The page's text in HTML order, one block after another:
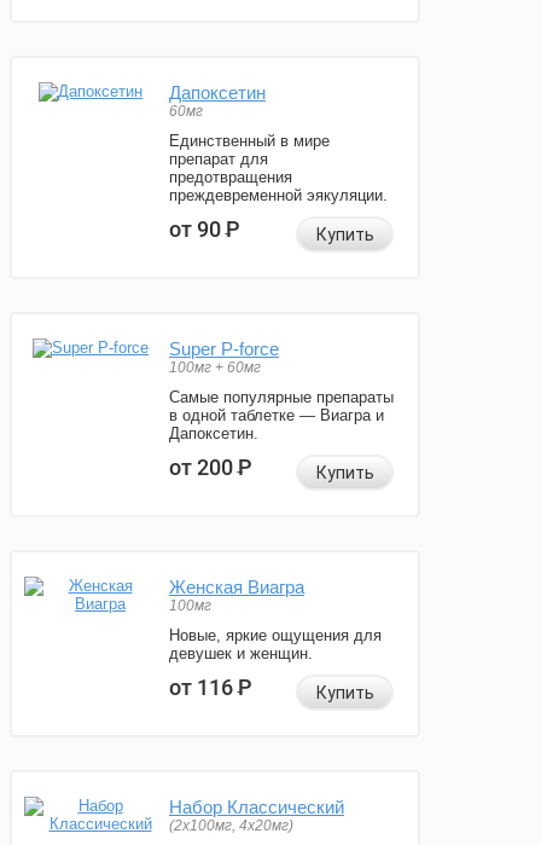
Дапоксетин
60мг
Единственный в мире
препарат для
предотвращения
преждевременной эякуляции.
от 90Р Купить
Super P-force
100мг + 60мг
Самые популярные препараты
в одной таблетке — Виагра и
Дапоксетин.
от 200Р Купить
Женская Виагра
100мг
Новые, яркие ощущения для
девушек и женщин.
от 116Р Купить
Набор Классический
(2x100мг, 4x20мг)